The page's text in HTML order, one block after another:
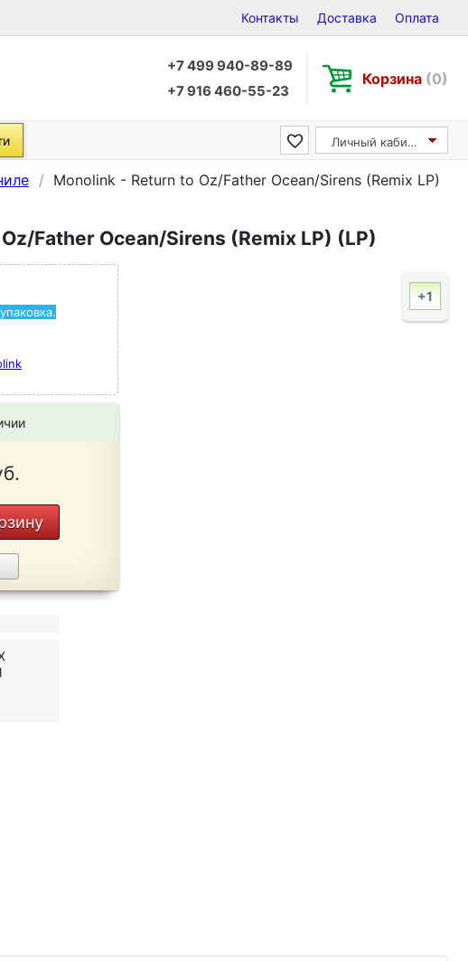
Контакты Доставка Оплата
+7 499 940-89-89
+7 916 460-55-23
Корзина (0)
Личный кабинет
Monolink - Return to Oz/Father Ocean/Sirens (Remix LP)
Father Ocean/Sirens (Remix LP) (LP)
+1